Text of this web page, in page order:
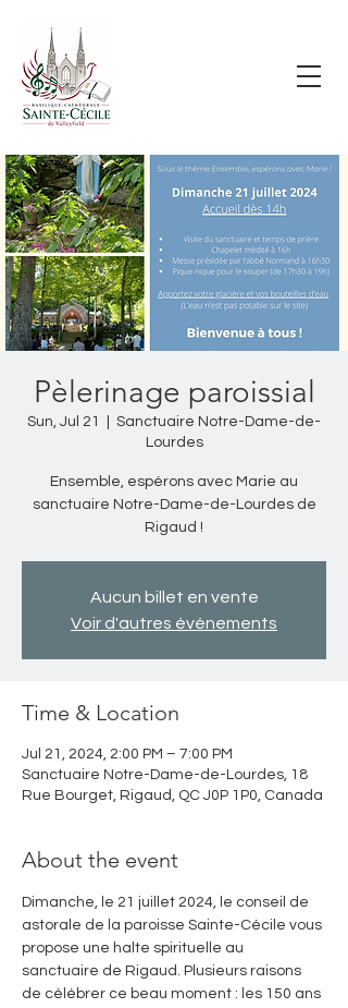
Pèlerinage paroissial
Sun, Jul 21
Sanctuaire Notre-Dame-de-
Lourdes
Ensemble, espérons avec Marie au
sanctuaire Notre-Dame-de-Lourdes de
Rigaud !
Aucun billet en vente
Voir d'autres événements
Time & Location
Jul 21, 2024, 2:00 PM – 7:00 PM
Sanctuaire Notre-Dame-de-Lourdes, 18
Rue Bourget, Rigaud, QC J0P 1P0, Canada
About the event
Dimanche, le 21 juillet 2024, le conseil de
astorale de la paroisse Sainte-Cécile vous
propose une halte spirituelle au
sanctuaire de Rigaud. Plusieurs raisons
de célébrer ce beau moment : les 150 ans